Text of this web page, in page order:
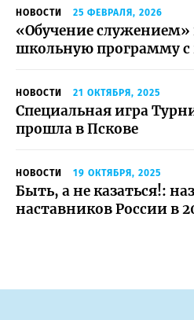
НОВОСТИ 25 ФЕВРАЛЯ, 2026
«Обучение служением»
школьную программу с
НОВОСТИ 21 ОКТЯБРЯ, 2025
Специальная игра
прошла в Пскове
НОВОСТИ 19 ОКТЯБРЯ, 2025
Быть, а не казаться!:
наставников России в